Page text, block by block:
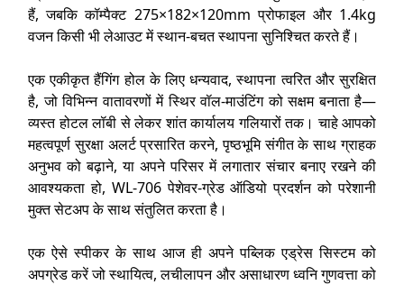
हैं, जबकि कॉम्पैक्ट 275×182×120mm प्रोफाइल और 1.4kg
वजन किसी भी लेआउट में स्थान-बचत स्थापना सुनिश्चित करते हैं।
एक एकीकृत हैंगिंग होल के लिए धन्यवाद, स्थापना त्वरित और सुरक्षित
है, जो विभिन्न वातावरणों में स्थिर वॉल-माउंटिंग को सक्षम बनाता है—
व्यस्त होटल लॉबी से लेकर शांत कार्यालय गलियारों तक। चाहे आपको
महत्वपूर्ण सुरक्षा अलर्ट प्रसारित करने, पृष्ठभूमि संगीत के साथ ग्राहक
अनुभव को बढ़ाने, या अपने परिसर में लगातार संचार बनाए रखने की
आवश्यकता हो, WL-706 पेशेवर-ग्रेड ऑडियो प्रदर्शन को परेशानी
मुक्त सेटअप के साथ संतुलित करता है।
एक ऐसे स्पीकर के साथ आज ही अपने पब्लिक एड्रेस सिस्टम को
अपग्रेड करें जो स्थायित्व, लचीलापन और असाधारण ध्वनि गुणवत्ता को